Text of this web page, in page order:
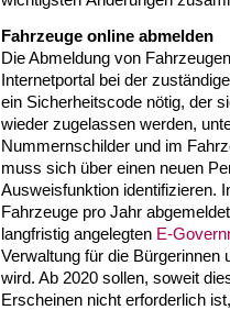
Fahrzeuge online abmelden
Die Abmeldung von
Internetportal bei der
ein Sicherheitscode nötig, der
wieder zugelassen werden,
Nummernschilder und im
muss sich über einen neuen
Ausweisfunktion identifizieren.
Fahrzeuge pro Jahr
langfristig angelegten E-
Verwaltung für die
wird. Ab 2020 sollen, soweit
Erscheinen nicht erforderlich